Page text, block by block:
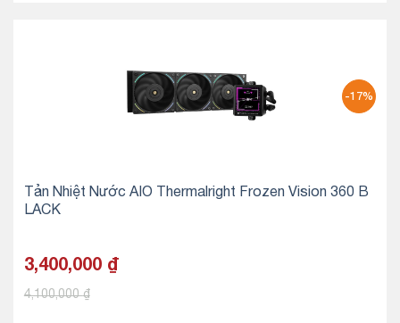
-17%
Tản Nhiệt Nước AIO Thermalright Frozen Vision 360 B
LACK
3,400,000 ₫
4,100,000₫